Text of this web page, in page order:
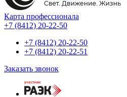
Карта профессионала
+7 (8412) 20-22-50
+7 (8412) 20-22-50
+7 (8412) 20-22-51
Заказать звонок